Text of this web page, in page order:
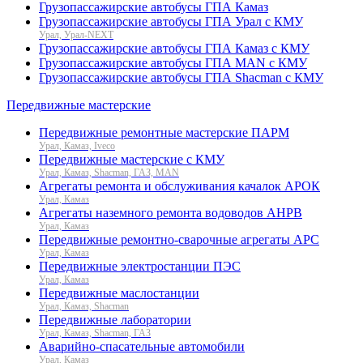
Грузопассажирские автобусы ГПА Камаз
Грузопассажирские автобусы ГПА Урал с КМУ
Урал, Урал-NEXT
Грузопассажирские автобусы ГПА Камаз с КМУ
Грузопассажирские автобусы ГПА MAN с КМУ
Грузопассажирские автобусы ГПА Shacman с КМУ
Передвижные мастерские
Передвижные ремонтные мастерские ПАРМ
Урал, Камаз, Iveco
Передвижные мастерские с КМУ
Урал, Камаз, Shacman, ГАЗ, MAN
Агрегаты ремонта и обслуживания качалок АРОК
Урал, Камаз
Агрегаты наземного ремонта водоводов АНРВ
Урал, Камаз
Передвижные ремонтно-сварочные агрегаты АРС
Урал, Камаз
Передвижные электростанции ПЭС
Урал, Камаз
Передвижные маслостанции
Урал, Камаз, Shacman
Передвижные лаборатории
Урал, Камаз, Shacman, ГАЗ
Аварийно-спасательные автомобили
Урал, Камаз